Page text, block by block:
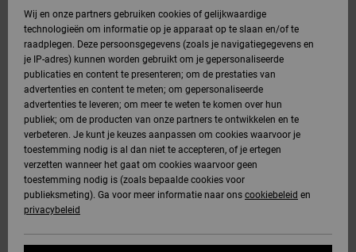
Wij en onze partners gebruiken cookies of gelijkwaardige
technologieën om informatie op je apparaat op te slaan en/of te
raadplegen. Deze persoonsgegevens (zoals je navigatiegegevens en
je IP-adres) kunnen worden gebruikt om je gepersonaliseerde
publicaties en content te presenteren; om de prestaties van
advertenties en content te meten; om gepersonaliseerde
advertenties te leveren; om meer te weten te komen over hun
publiek; om de producten van onze partners te ontwikkelen en te
verbeteren. Je kunt je keuzes aanpassen om cookies waarvoor je
toestemming nodig is al dan niet te accepteren, of je ertegen
verzetten wanneer het gaat om cookies waarvoor geen
toestemming nodig is (zoals bepaalde cookies voor
publieksmeting). Ga voor meer informatie naar ons cookiebeleid en
privacybeleid